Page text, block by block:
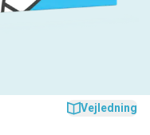
Vejledning